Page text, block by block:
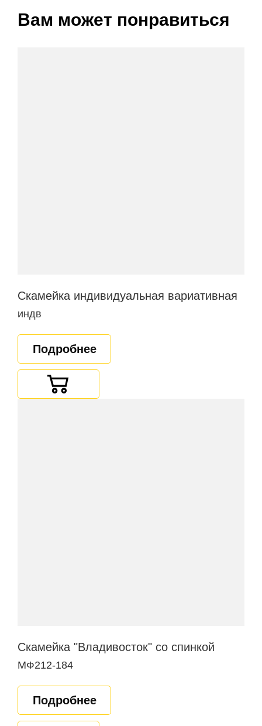
Вам может понравиться
Скамейка индивидуальная вариативная
индв
Подробнее
Скамейка "Владивосток" со спинкой
МФ212-184
Подробнее